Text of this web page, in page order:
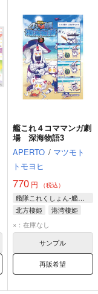
艦これ４コママンガ劇
場 深海物語3
APERTO / マツモト
トモヨヒ
770円 （税込）
艦隊これくしょん-艦これ-
北方棲姫
港湾棲姫
飛行場姫
×：在庫なし
サンプル
再販希望